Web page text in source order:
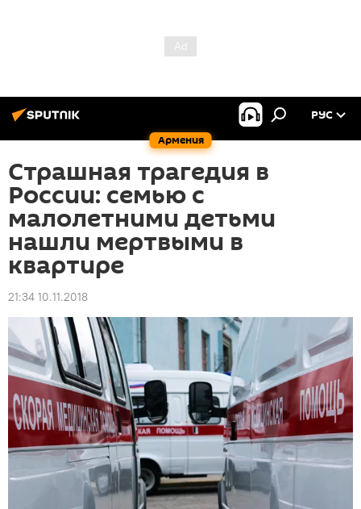
Армения
РУС
Страшная трагедия в
России: семью с
малолетними детьми
нашли мертвыми в
квартире
21:34 10.11.2018